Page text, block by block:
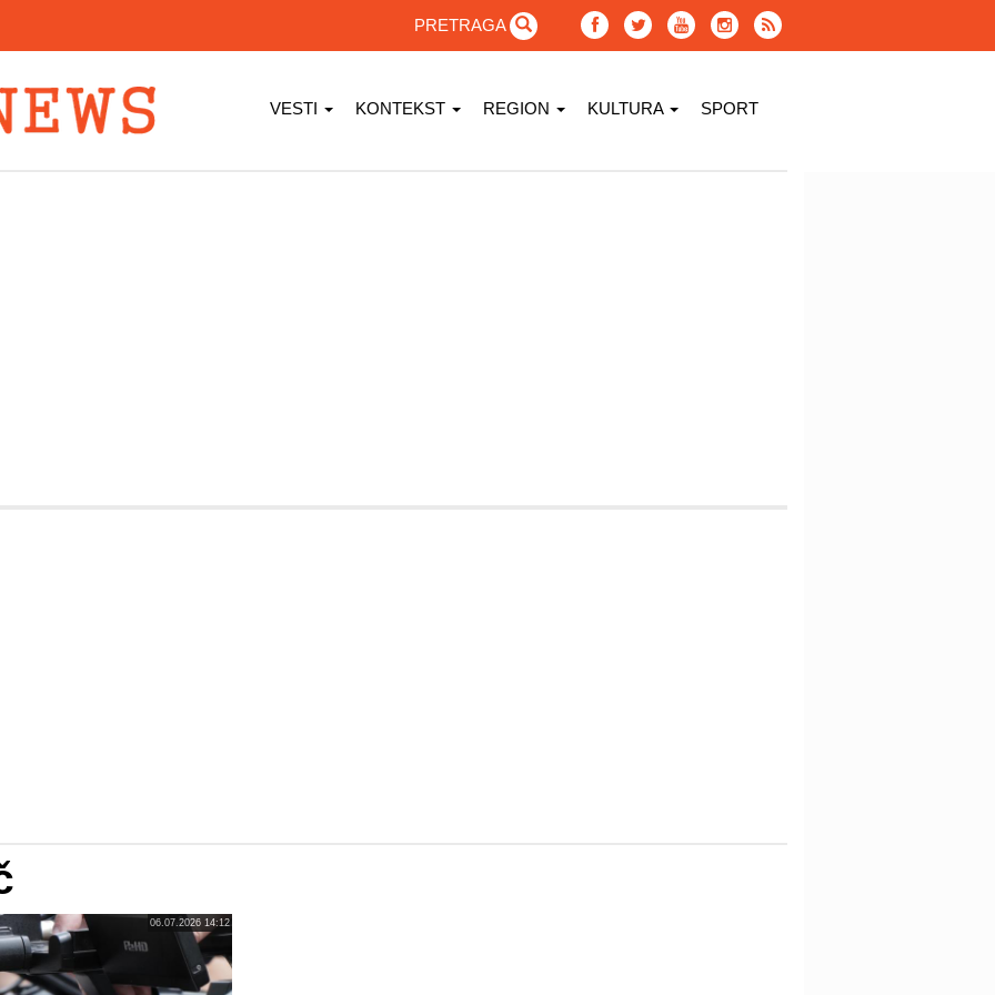
PRETRAGA
VESTI KONTEKST REGION KULTURA SPORT
06.07.2026 14:12